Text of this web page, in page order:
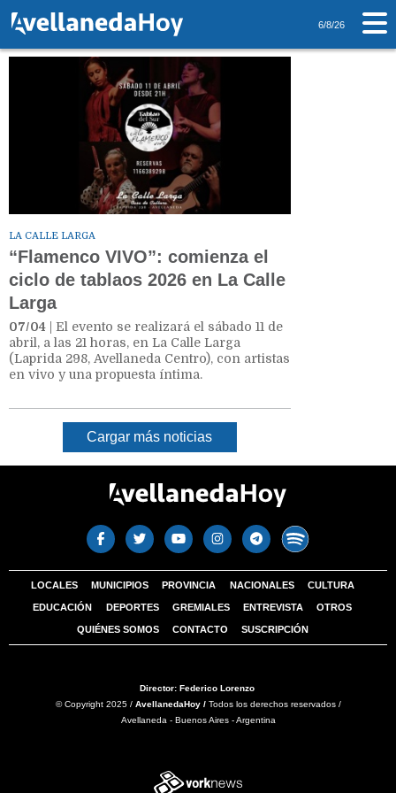
6/8/26
Tag: Flamenco VIVO
LA CALLE LARGA
“Flamenco VIVO”: comienza el
ciclo de tablaos 2026 en La Calle
Larga
07/04 | El evento se realizará el sábado 11 de
abril, a las 21 horas, en La Calle Larga
(Laprida 298, Avellaneda Centro), con artistas
en vivo y una propuesta íntima.
Cargar más noticias
LOCALES MUNICIPIOS PROVINCIA NACIONALES CULTURA
EDUCACIÓN DEPORTES GREMIALES ENTREVISTA OTROS
QUIÉNES SOMOS CONTACTO SUSCRIPCIÓN
Director: Federico Lorenzo
© Copyright 2025 / AvellanedaHoy /Todos los derechos reservados /
Avellaneda - Buenos Aires - Argentina